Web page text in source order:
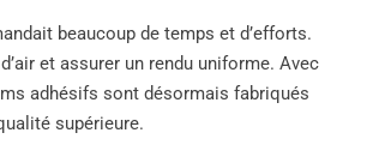
beaucoup de temps et d’efforts.
et assurer un rendu uniforme. Avec
adhésifs sont désormais fabriqués
supérieure.